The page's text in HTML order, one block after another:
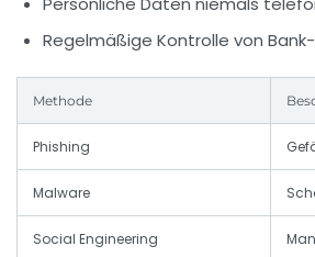
Regelmäßige Kontrolle von
Methode
Phishing
Malware
Social Engineering